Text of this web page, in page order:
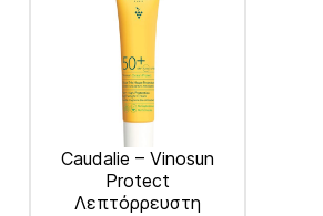
Caudalie – Vinosun
Protect
Λεπτόρρευστη